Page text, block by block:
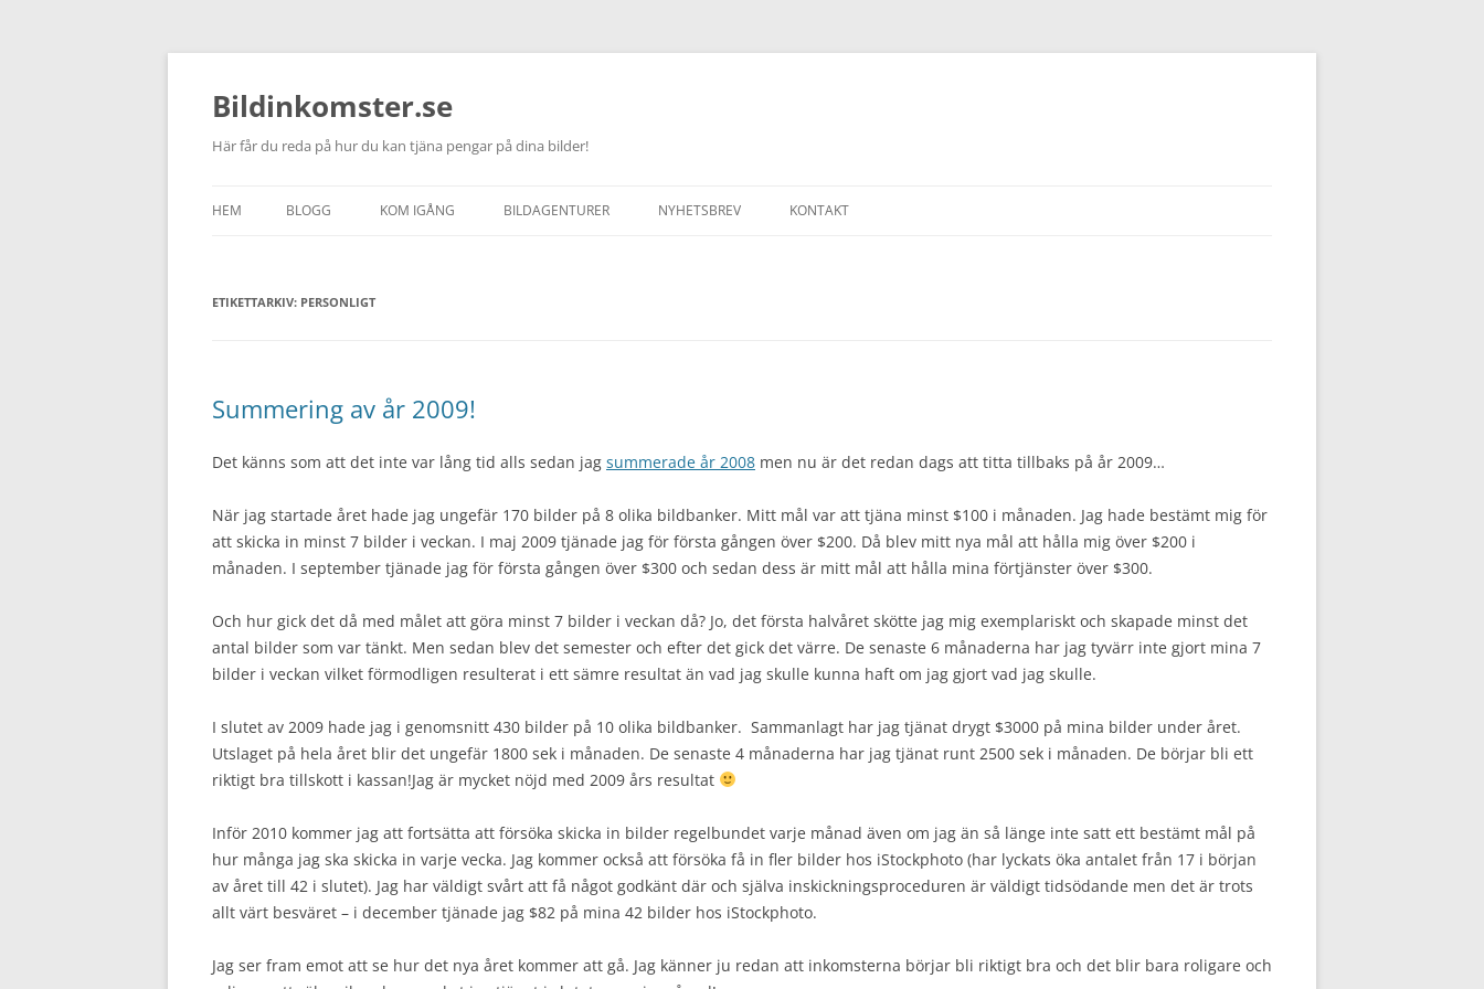
Bildinkomster.se
Här får du reda på hur du kan tjäna pengar på dina bilder!
HEM BLOGG KOM IGÅNG BILDAGENTURER NYHETSBREV KONTAKT
ETIKETTARKIV: PERSONLIGT
Summering av år 2009!
Det känns som att det inte var lång tid alls sedan jag summerade år 2008 men nu är det redan dags att titta tillbaks på år 2009…
När jag startade året hade jag ungefär 170 bilder på 8 olika bildbanker. Mitt mål var att tjäna minst $100 i månaden. Jag hade bestämt mig för
att skicka in minst 7 bilder i veckan. I maj 2009 tjänade jag för första gången över $200. Då blev mitt nya mål att hålla mig över $200 i
månaden. I september tjänade jag för första gången över $300 och sedan dess är mitt mål att hålla mina förtjänster över $300.
Och hur gick det då med målet att göra minst 7 bilder i veckan då? Jo, det första halvåret skötte jag mig exemplariskt och skapade minst det
antal bilder som var tänkt. Men sedan blev det semester och efter det gick det värre. De senaste 6 månaderna har jag tyvärr inte gjort mina 7
bilder i veckan vilket förmodligen resulterat i ett sämre resultat än vad jag skulle kunna haft om jag gjort vad jag skulle.
I slutet av 2009 hade jag i genomsnitt 430 bilder på 10 olika bildbanker. Sammanlagt har jag tjänat drygt $3000 på mina bilder under året.
Utslaget på hela året blir det ungefär 1800 sek i månaden. De senaste 4 månaderna har jag tjänat runt 2500 sek i månaden. De börjar bli ett
riktigt bra tillskott i kassan!Jag är mycket nöjd med 2009 års resultat
Inför 2010 kommer jag att fortsätta att försöka skicka in bilder regelbundet varje månad även om jag än så länge inte satt ett bestämt mål på
hur många jag ska skicka in varje vecka. Jag kommer också att försöka få in fler bilder hos iStockphoto (har lyckats öka antalet från 17 i början
av året till 42 i slutet). Jag har väldigt svårt att få något godkänt där och själva inskickningsproceduren är väldigt tidsödande men det är trots
allt värt besväret – i december tjänade jag $82 på mina 42 bilder hos iStockphoto.
Jag ser fram emot att se hur det nya året kommer att gå. Jag känner ju redan att inkomsterna börjar bli riktigt bra och det blir bara roligare och